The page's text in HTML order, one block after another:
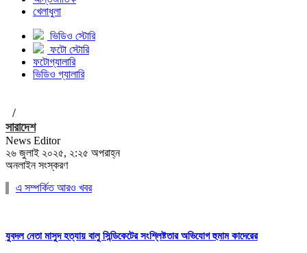
খেলাধুলা
ভিডিও স্টোরি
ফটো স্টোরি
ফটোগ্যালারি
ভিডিও গ্যালারি
/
সারাদেশ
News Editor
২৬ জুলাই ২০২৫, ২:২৫ অপরাহ্ন
অনলাইন সংস্করণ
এ সম্পর্কিত আরও খবর
যুবদল নেতা মাসুদ হত্যায় বালু সিন্ডিকেটের সংশ্লিষ্টতার অভিযোগ হুমাম কাদেরের